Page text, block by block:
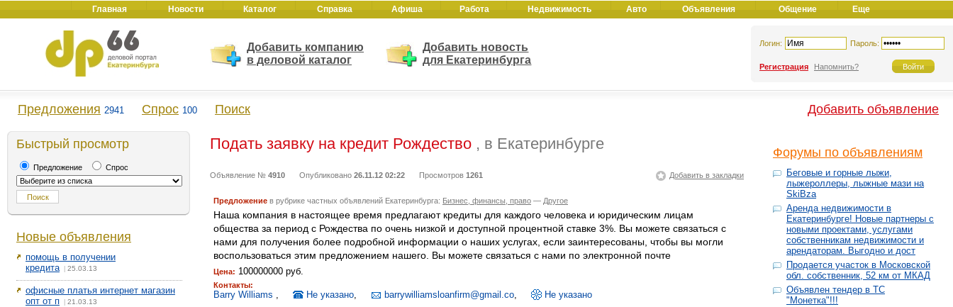
Главная Новости Каталог Справка Афиша Работа Недвижимость Авто Объявления Общение Еще
Добавить компанию
в деловой каталог
Добавить новость
для Екатеринбурга
Логин: Пароль:
Регистрация Напомнить?
Предложения 2941 Спрос 100 Поиск Добавить объявление
Быстрый просмотр
Предложение Спрос
Новые объявления
помощь в получении
кредита| 25.03.13
офисные платья интернет магазин
опт от п
21.03.13
Подать заявку на кредит Рождество , в Екатеринбурге
Объявление № 4910 Опубликовано 26.11.12 02:22 Просмотров 1261 Добавить в закладки
Предложение в рубрике частных объявлений Екатеринбурга: Бизнес, финансы, право — Другое
Наша компания в настоящее время предлагают кредиты для каждого человека и юридическим лицам
общества за период с Рождества по очень низкой и доступной процентной ставке 3%. Вы можете связаться с
нами для получения более подробной информации о наших услугах, если заинтересованы, чтобы вы могли
воспользоваться этим предложением нашего. Вы можете связаться с нами по электронной почте
Цена: 100000000 руб.
Контакты:
Barry Williams , Не указано, barrywilliamsloanfirm@gmail.co, Не указано
Форумы по объявлениям
Беговые и горные лыжи,
лыжероллеры, лыжные мази на
SkiBza
Аренда недвижимости в
Екатеринбурге! Новые партнеры с
новыми проектами, услугами
собственникам недвижимости и
арендаторам. Выгодно и дост
Продается участок в Московской
обл. собственник, 52 км от МКАД
Объявлен тендер в ТС
"Монетка"!!!